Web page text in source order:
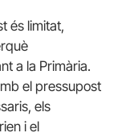
és limitat,
a la Primària.
el pressupost
els
i el